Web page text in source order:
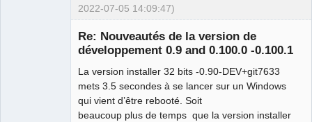
2022-07-05 14:09:47)
Re: Nouveautés de la version de
développement 0.9 and 0.100.0 -0.100.1
La version installer 32 bits -0.90-DEV+git7633
mets 3.5 secondes à se lancer sur un Windows
qui vient d’être rebooté. Soit
beaucoup plus de temps que la version installer